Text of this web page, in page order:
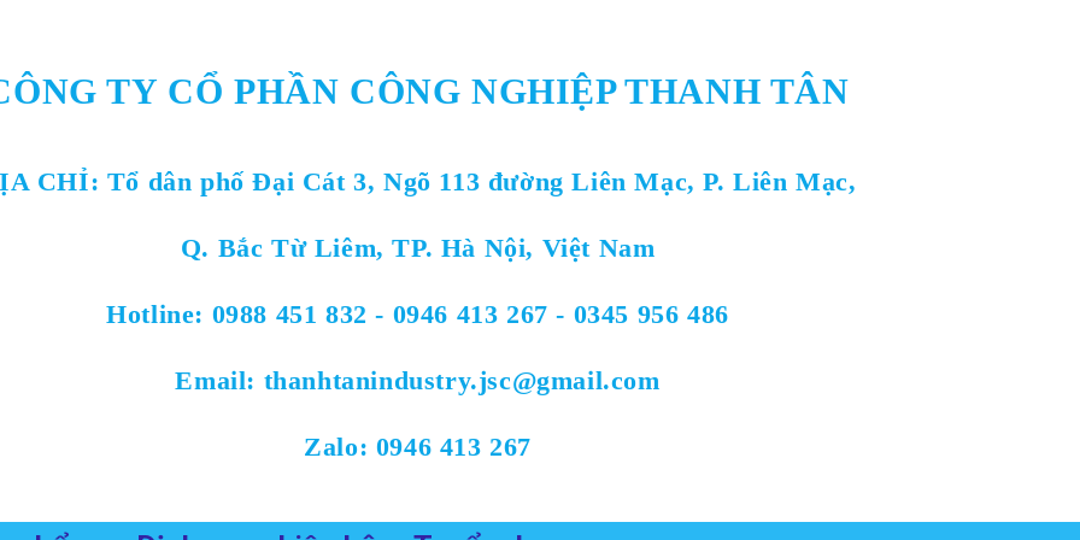
TY CỔ PHẦN CÔNG NGHIỆP THANH TÂN
CHỈ: Tổ dân phố Đại Cát 3, Ngõ 113 đường Liên Mạc, P. Liên Mạc,
Q. Bắc Từ Liêm, TP. Hà Nội, Việt Nam
Hotline: 0988 451 832 - 0946 413 267 - 0345 956 486
Email: thanhtanindustry.jsc@gmail.com
Zalo: 0946 413 267